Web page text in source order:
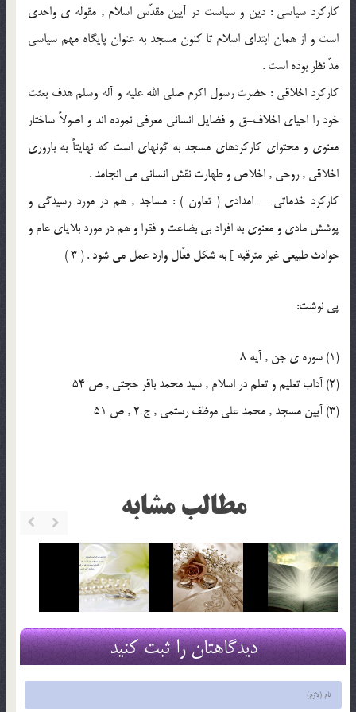
کارکرد سیاسی : دین و سیاست در آیین مقدّس اسلام , مقوله ی واحدی
است و از همان ابتدای اسلام تا کنون مسجد به عنوان پایگاه مهم سیاسی
مدّ نظر بوده است .
کارکرد اخلاقی : حضرت رسول اکرم صلی الله علیه و آله وسلم هدف بعثت
خود را احیای اخلاف=ق و فضایل انسانی معرفی نموده اند و اصولاً ساختار
معنوی و محتوای کارکردهای مسجد به گونهای است که نهایتاً به باروری
اخلاقی , روحی , اخلاص و طهارت نقش انسانی می انجامد .
کارکرد خدماتی ــ امدادی ( تعاون ) : مساجد , هم در مورد رسیدگی و
پوشش مادی و معنوی به افراد بی بضاعت و فقرا و هم در مورد بلایای عام و
حوادث طبیعی غیر مترقبه ] به شکل فعّال وارد عمل می شود . ( 3 )
پی نوشت:
(1) سوره ی جن , آیه 8
(2) آداب تعلیم و تعلم در اسلام , سید محمد باقر حجتی , ص 54
(3) آیین مسجد , محمد علی موظف رستمی , ج 2 , ص 51
مطالب مشابه
دیدگاهتان را ثبت کنید